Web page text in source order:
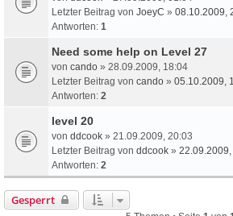
Letzter Beitrag von JoeyC » 08.10.2009,
Antworten: 1
Need some help on Level 27
von cando » 28.09.2009, 18:04
Letzter Beitrag von cando » 05.10.2009,
Antworten: 2
level 20
von ddcook » 21.09.2009, 20:03
Letzter Beitrag von ddcook » 22.09.2009,
Antworten: 2
Gesperrt